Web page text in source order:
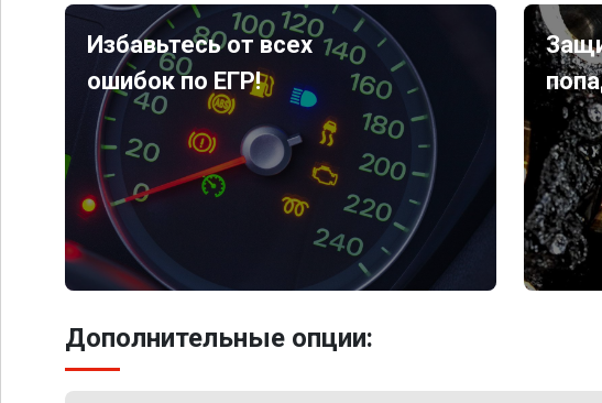
Избавьтесь от всех
ошибок по ЕГР!
Дополнительные опции: